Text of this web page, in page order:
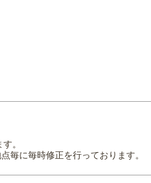
。
毎に毎時修正を行っております。